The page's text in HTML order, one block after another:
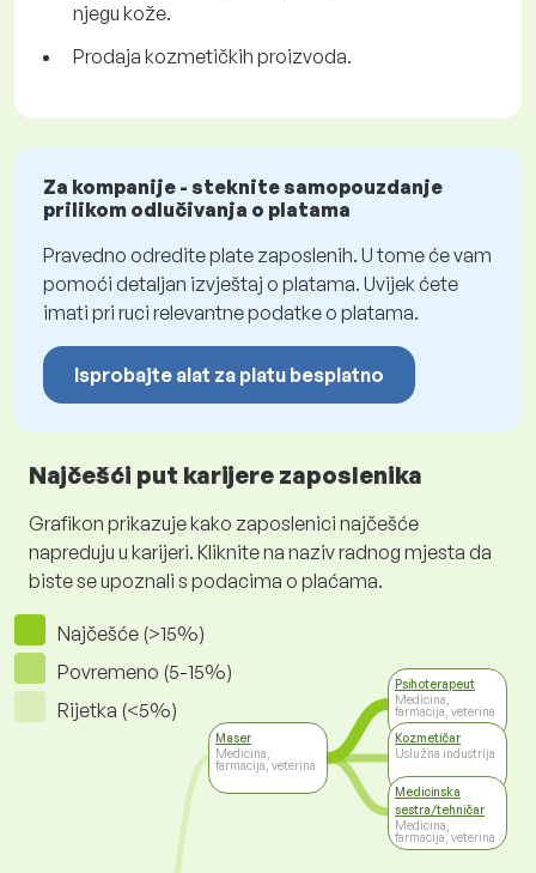
njegu kože.
Prodaja kozmetičkih proizvoda.
Za kompanije - steknite samopouzdanje
prilikom odlučivanja o platama
Pravedno odredite plate zaposlenih. U tome će vam
pomoći detaljan izvještaj o platama. Uvijek ćete
imati pri ruci relevantne podatke o platama.
Isprobajte alat za platu besplatno
Najčešći put karijere zaposlenika
Grafikon prikazuje kako zaposlenici najčešće
napreduju u karijeri. Kliknite na naziv radnog mjesta da
biste se upoznali s podacima o plaćama.
Najčešće (>15%)
Povremeno (5-15%)
Rijetka (<5%)
Maser
Medicina,
farmacija, veterina
Psihoterapeut
Medicina,
farmacija, veterina
Kozmetičar
Uslužna industrija
Medicinska
sestra/tehničar
Medicina,
farmacija, veterina